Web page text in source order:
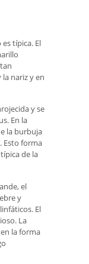
típica. El
nariz y en
y se
En la
la burbuja
Esto forma
de la
el
y
El
La
la forma